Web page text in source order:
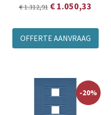
€ 1.312,91 € 1.050,33
OFFERTE AANVRAAG
-20%